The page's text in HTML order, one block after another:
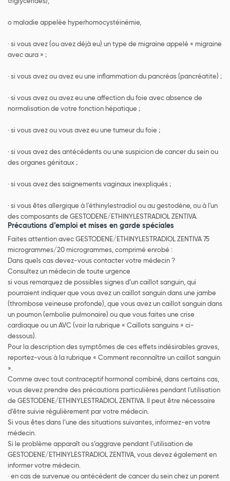
triglycérides),
o maladie appelée hyperhomocystéinémie,
· si vous avez (ou avez déjà eu) un type de migraine appelé « migraine
avec aura » ;
· si vous avez ou avez eu une inflammation du pancréas (pancréatite) ;
· si vous avez ou avez eu une affection du foie avec absence de
normalisation de votre fonction hépatique ;
· si vous avez ou vous avez eu une tumeur du foie ;
· si vous avez des antécédents ou une suspicion de cancer du sein ou
des organes génitaux ;
· si vous avez des saignements vaginaux inexpliqués ;
· si vous êtes allergique à l'éthinylestradiol ou au gestodène, ou à l'un
des composants de GESTODENE/ETHINYLESTRADIOL ZENTIVA.
Précautions d’emploi et mises en garde spéciales
Faites attention avec GESTODENE/ETHINYLESTRADIOL ZENTIVA 75
microgrammes/20 microgrammes, comprimé enrobé :
Dans quels cas devez-vous contacter votre médecin ?
Consultez un médecin de toute urgence
si vous remarquez de possibles signes d’un caillot sanguin, qui
pourraient indiquer que vous avez un caillot sanguin dans une jambe
(thrombose veineuse profonde), que vous avez un caillot sanguin dans
un poumon (embolie pulmonaire) ou que vous faites une crise
cardiaque ou un AVC (voir la rubrique « Caillots sanguins » ci-
dessous).
Pour la description des symptômes de ces effets indésirables graves,
reportez-vous à la rubrique « Comment reconnaître un caillot sanguin
».
Comme avec tout contraceptif hormonal combiné, dans certains cas,
vous devez prendre des précautions particulières pendant l'utilisation
de GESTODENE/ETHINYLESTRADIOL ZENTIVA. Il peut être nécessaire
d'être suivie régulièrement par votre médecin.
Si vous êtes dans l’une des situations suivantes, informez-en votre
médecin.
Si le problème apparaît ou s’aggrave pendant l’utilisation de
GESTODENE/ETHINYLESTRADIOL ZENTIVA, vous devez également en
informer votre médecin.
· en cas de survenue ou antécédent de cancer du sein chez un parent